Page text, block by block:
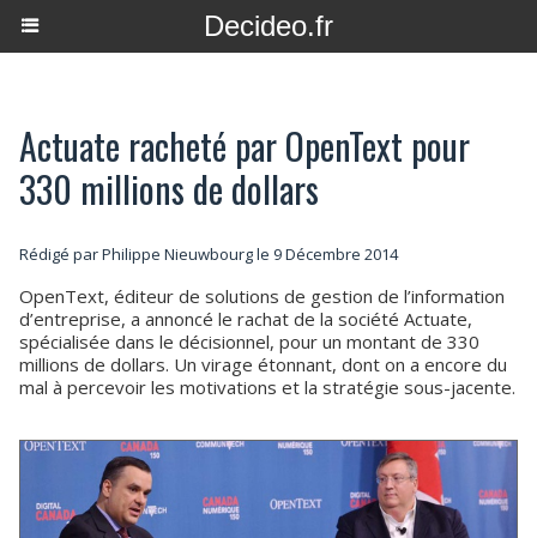
Decideo.fr
Actuate racheté par OpenText pour
330 millions de dollars
Rédigé parPhilippe Nieuwbourgle 9 Décembre 2014
OpenText, éditeur de solutions de gestion de l’information
d’entreprise, a annoncé le rachat de la société Actuate,
spécialisée dans le décisionnel, pour un montant de 330
millions de dollars. Un virage étonnant, dont on a encore du
mal à percevoir les motivations et la stratégie sous-jacente.